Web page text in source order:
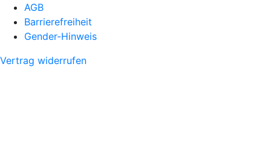
AGB
Barrierefreiheit
Gender-Hinweis
Vertrag widerrufen